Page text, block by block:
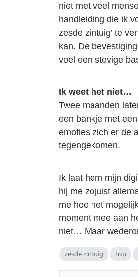
niet met veel
handleiding die ik
zesde zintuig’ te
kan. De
voel een stevige
Ik weet het niet…
Twee maanden
een bankje met
emoties zich er de
tegengekomen.
Ik laat hem mijn
hij me zojuist
me hoe het
moment mee aan
niet… Maar
zesde zintuig hsp